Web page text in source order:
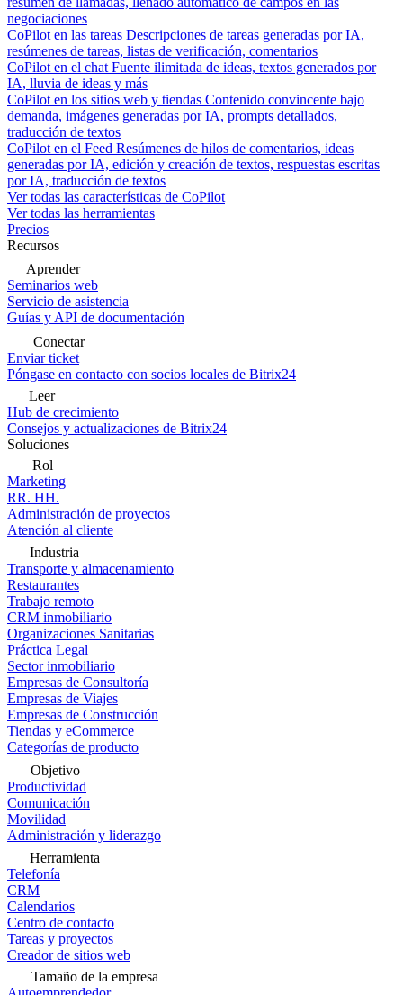
negociaciones
CoPilot en las tareas Descripciones de tareas generadas por IA,
resúmenes de tareas, listas de verificación, comentarios
CoPilot en el chat Fuente ilimitada de ideas, textos generados por
IA, lluvia de ideas y más
CoPilot en los sitios web y tiendas Contenido convincente bajo
demanda, imágenes generadas por IA, prompts detallados,
traducción de textos
CoPilot en el Feed Resúmenes de hilos de comentarios, ideas
generadas por IA, edición y creación de textos, respuestas escritas
por IA, traducción de textos
Ver todas las características de CoPilot
Ver todas las herramientas
Precios
Recursos
Aprender
Seminarios web
Servicio de asistencia
Guías y API de documentación
Conectar
Enviar ticket
Póngase en contacto con socios locales de Bitrix24
Leer
Hub de crecimiento
Consejos y actualizaciones de Bitrix24
Soluciones
Rol
Marketing
RR. HH.
Administración de proyectos
Atención al cliente
Industria
Transporte y almacenamiento
Restaurantes
Trabajo remoto
CRM inmobiliario
Organizaciones Sanitarias
Práctica Legal
Sector inmobiliario
Empresas de Consultoría
Empresas de Viajes
Empresas de Construcción
Tiendas y eCommerce
Categorías de producto
Objetivo
Productividad
Comunicación
Movilidad
Administración y liderazgo
Herramienta
Telefonía
CRM
Calendarios
Centro de contacto
Tareas y proyectos
Creador de sitios web
Tamaño de la empresa